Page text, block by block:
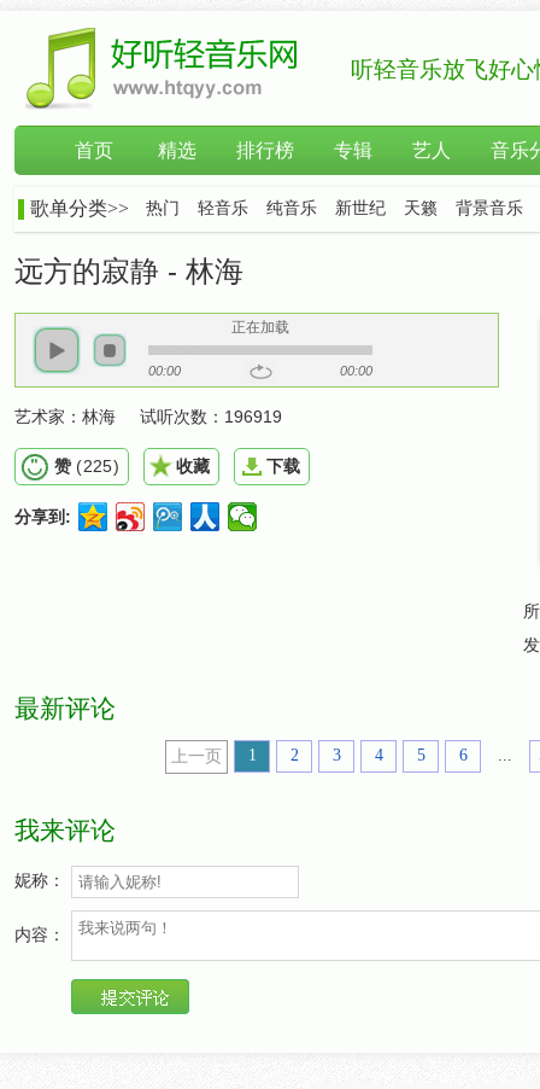
听轻音乐放飞好心
首页 精选 排行榜 专辑 艺人 音乐
歌单分类>> 热门 轻音乐 纯音乐 新世纪 天籁 背景音乐
远方的寂静 - 林海
正在加载
00:00 00:00
艺术家： 林海 试听次数： 196919
赞 (225) 收藏 下载
分享到:
最新评论
上一页 1 2 3 4 5 6 ...
我来评论
妮称：
内容：